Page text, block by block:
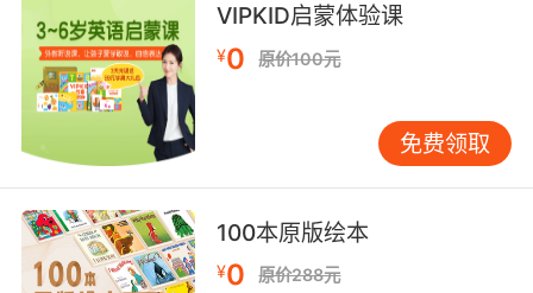
我们现在有狗牌 那个时候的武器 骸骨
9. Each of these boxes contains the skeletal
remains of one person.
每个这样的盒子里装着一个人的骨头
10. We can't do any skin or muscle grafts if
we can't fix the skeletal structures.
VIPKID启蒙体验课
¥0 原价100元
免费领取
100本原版绘本
¥0 原价288元